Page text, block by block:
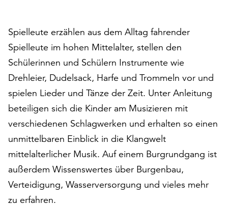
akzeptieren“,
um
alle
Cookies
zu
akzeptieren.
Sie
können
Ihr
Einverständnis
jederzeit
ändern
und
widerrufen.
Dafür
Spielleute erzählen aus dem Alltag fahrender
Spielleute im hohen Mittelalter, stellen den
Schülerinnen und Schülern Instrumente wie
Drehleier, Dudelsack, Harfe und Trommeln vor und
spielen Lieder und Tänze der Zeit. Unter Anleitung
beteiligen sich die Kinder am Musizieren mit
verschiedenen Schlagwerken und erhalten so einen
unmittelbaren Einblick in die Klangwelt
mittelalterlicher Musik. Auf einem Burgrundgang ist
außerdem Wissenswertes über Burgenbau,
Verteidigung, Wasserversorgung und vieles mehr
zu erfahren.